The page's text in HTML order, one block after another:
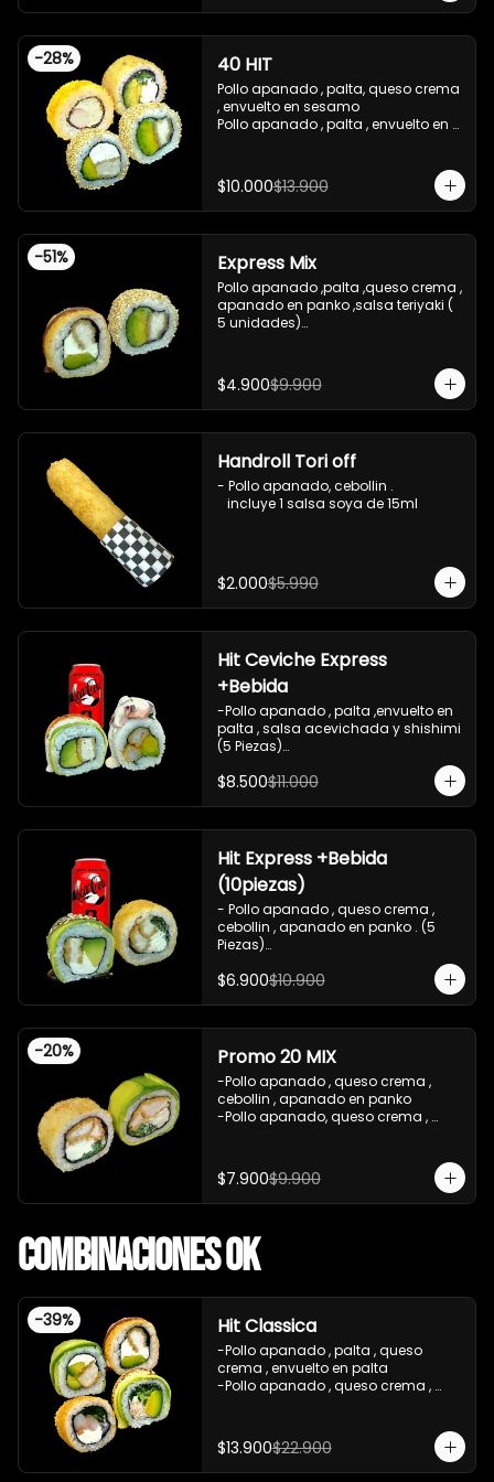
teriyaki
-Pollo apanado ,queso crema ,
-incluye 2 salsas de soya , 1 salsa
teriyaki , 1wasabi , 1 gengibre , 3
palitos .
-Imagen referencial .
-28% 40 HIT
Pollo apanado , palta, queso crema
, envuelto en sesamo
Pollo apanado , palta , envuelto en
apanado en panko
Kanikama , queso crema ,
apanado en panko
$10.000$13.900
-51% Express Mix
Pollo apanado ,palta ,queso crema ,
apanado en panko ,salsa teriyaki (
5 unidades)
incluye 1 salsa de soya de 15 ml
$4.900$9.900
Handroll Tori off
- Pollo apanado, cebollin .
   incluye 1 salsa soya de 15ml
$2.000$5.990
Hit Ceviche Express
+Bebida
-Pollo apanado , palta ,envuelto en
palta , salsa acevichada y shishimi
(5 Piezas)
-Camaron cocido , palta ,ceviche
mixto , salsa acevichada ( 5 Piezas)
-Incluye 1 bebida (coca cola zero), Y
- IMAGEN REFERENCIAL
$8.500$11.000
Hit Express +Bebida
(10piezas)
- Pollo apanado , queso crema ,
cebollin , apanado en panko . (5
Piezas)
palta ,envuelto en palta , salsa
-Incluye 1 bebida ( coca cola zero)
-Imagen referencial .
$6.900$10.900
-20% Promo 20 MIX
-Pollo apanado , queso crema ,
cebollin , apanado en panko
-Pollo apanado, queso crema ,
-incluye 1 salsa de soya , 1 salsa
teriyaki
$7.900$9.900
Combinaciones OK
-39% Hit Classica
-Pollo apanado , palta , queso
crema , envuelto en palta
-Pollo apanado , queso crema ,
-Camaron cocido ,queso crema ,
cebollin , apanado en panko .
-Pasta de surimi , palta , cebollin
$13.900$22.900